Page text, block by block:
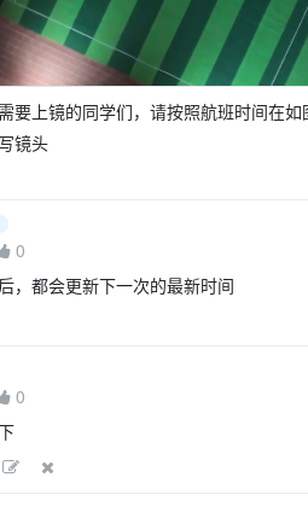
要上镜的同学们，请按照航班时间在如
镜头
0
，都会更新下一次的最新时间
0